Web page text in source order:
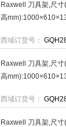
Raxwell 刀具架,尺寸
高
(PCS):24，
西域订货号：
Raxwell 刀具架,尺寸
高
RHWC00018 售卖规
西域订货号：
Raxwell 刀具架,尺寸